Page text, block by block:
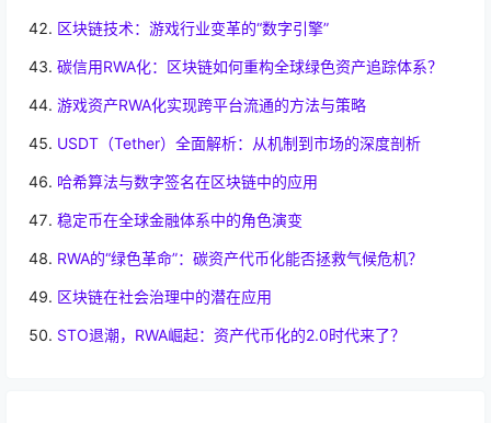
区块链技术：游戏行业变革的“数字引擎”
碳信用RWA化：区块链如何重构全球绿色资产追踪体系？
游戏资产RWA化实现跨平台流通的方法与策略
USDT（Tether）全面解析：从机制到市场的深度剖析
哈希算法与数字签名在区块链中的应用
稳定币在全球金融体系中的角色演变
RWA的“绿色革命”：碳资产代币化能否拯救气候危机？
区块链在社会治理中的潜在应用
STO退潮，RWA崛起：资产代币化的2.0时代来了？